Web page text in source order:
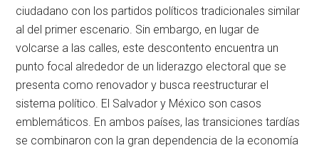
ciudadano con los partidos políticos tradicionales similar
al del primer escenario. Sin embargo, en lugar de
volcarse a las calles, este descontento encuentra un
punto focal alrededor de un liderazgo electoral que se
presenta como renovador y busca reestructurar el
sistema político. El Salvador y México son casos
emblemáticos. En ambos países, las transiciones tardías
se combinaron con la gran dependencia de la economía